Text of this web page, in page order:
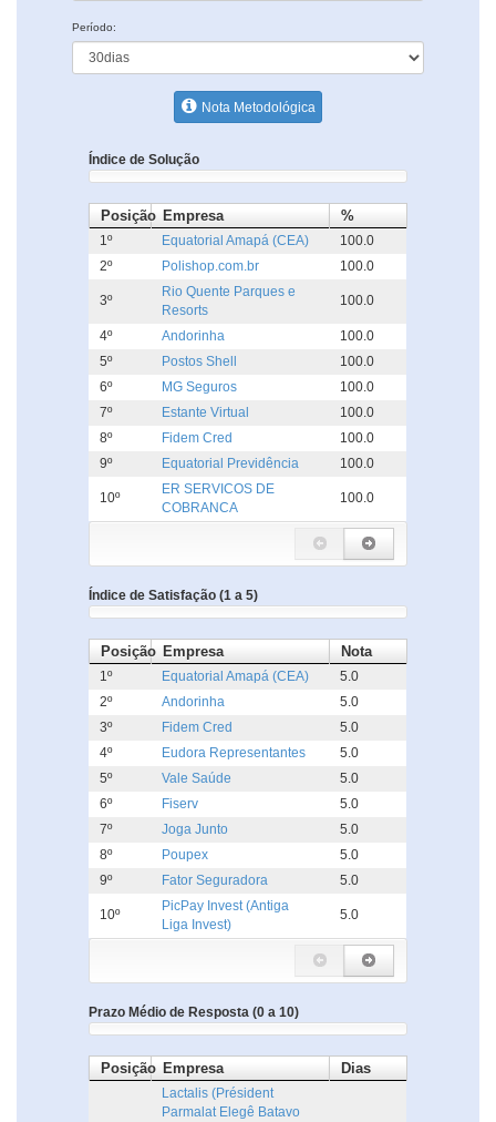
Período:
Nota Metodológica
Índice de Solução
Posição Empresa %
1º Equatorial Amapá (CEA)
100.0
2º
Polishop.com.br 100.0
3º
Rio Quente Parques e
Resorts
100.0
4º Andorinha
100.0
5º
Postos Shell
100.0
6º
MG Seguros
100.0
7º
Estante Virtual
100.0
8º
Fidem Cred
100.0
9º
Equatorial Previdência 100.0
10º
ER SERVICOS DE
COBRANCA
100.0
Índice de Satisfação (1 a 5)
Posição Empresa Nota
1º Equatorial Amapá (CEA)
5.0
2º
Andorinha
5.0
3º
Fidem Cred
5.0
4º
Eudora Representantes
5.0
5º
Vale Saúde
5.0
6º
Fiserv
5.0
7º
Joga Junto
5.0
8º
Poupex
5.0
9º
Fator Seguradora 5.0
10º
PicPay Invest (Antiga
Liga Invest)
5.0
Prazo Médio de Resposta (0 a 10)
Posição Empresa Dias
Lactalis (Président
Parmalat Elegê Batavo